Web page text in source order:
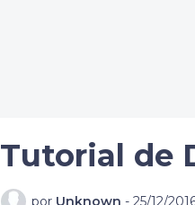
Tutorial de
por Unknown - 25/12/